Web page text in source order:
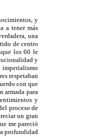
y
a tener más
una
de centro
los 60 le
y
imperialismo
respetaban
con que
armada para
y
proceso de
un gran
me pareció
profundidad